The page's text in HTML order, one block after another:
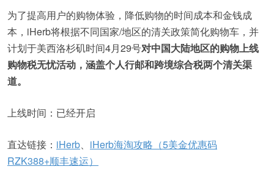
为了提高用户的购物体验，降低购物的时间成本和金钱成
本，iHerb将根据不同国家/地区的清关政策简化购物车，并
计划于美西洛杉矶时间4月29号对中国大陆地区的购物上线
购物税无忧活动，涵盖个人行邮和跨境综合税两个清关渠
道。
上线时间：已经开启
直达链接： iHerb、 iHerb海淘攻略（5美金优惠码
RZK388+顺丰速运）